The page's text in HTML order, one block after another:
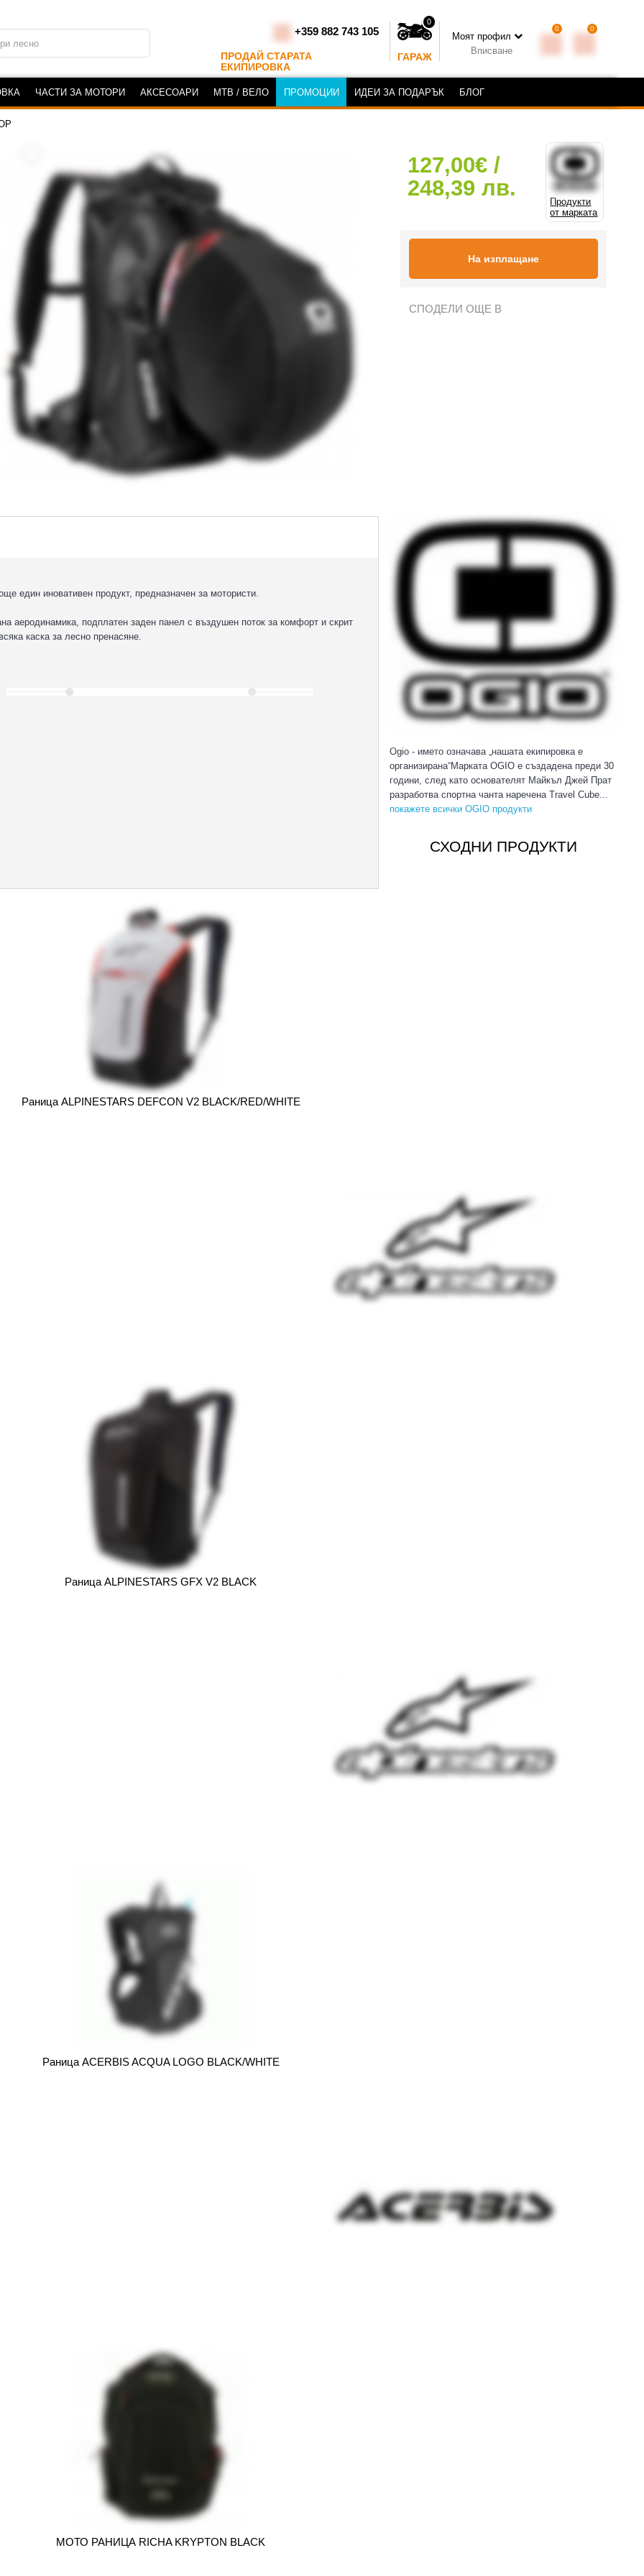
+359 882 743 105
ПРОДАЙ СТАРАТА
ЕКИПИРОВКА
0
ГАРАЖ
Моят профил
Вписване
0 0
ЧАСТИ ЗА МОТОРИ АКСЕСОАРИ MTB / ВЕЛО ПРОМОЦИИ ИДЕИ ЗА ПОДАРЪК БЛОГ
Продукти
от марката
127,00€ /
248,39 лв.
На изплащане
СПОДЕЛИ ОЩЕ В
един иновативен продукт, предназначен за мотористи.
аеродинамика, подплатен заден панел с въздушен поток за комфорт и скрит
каска за лесно пренасяне.
Ogio - името означава „нашата екипировка е
организирана“Марката OGIO е създаденa преди 30
години, след като основателят Майкъл Джей Прат
разработва спортна чанта наречена Travel Cube...
покажете всички OGIO продукти
СХОДНИ ПРОДУКТИ
Раница ALPINESTARS DEFCON V2 BLACK/RED/WHITE
Раница ALPINESTARS GFX V2 BLACK
Раница ACERBIS ACQUA LOGO BLACK/WHITE
МОТО РАНИЦА RICHA KRYPTON BLACK